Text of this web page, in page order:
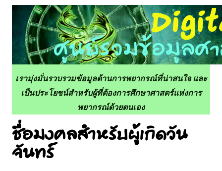
เรามุ่งมั่นรวบรวมข้อมูลด้านการพยากรณ์ที่น่าสนใจ และ
เป็นประโยชน์สำหรับผู้ที่ต้องการศึกษาศาสตร์แห่งการ
พยากรณ์ด้วยตนเอง
ชื่อมงคลสำหรับผู้เกิดวัน
จันทร์